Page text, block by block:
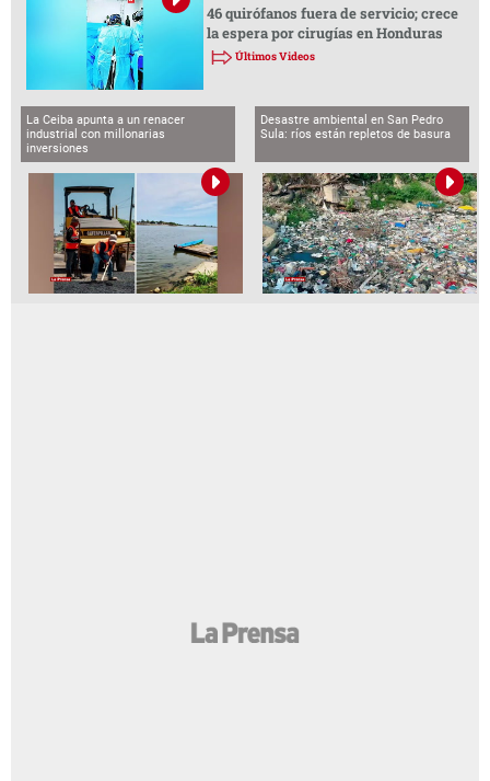
46 quirófanos fuera de servicio; crece
la espera por cirugías en Honduras
Últimos Videos
La Ceiba apunta a un renacer
industrial con millonarias
inversiones
Desastre ambiental en San Pedro
Sula: ríos están repletos de basura